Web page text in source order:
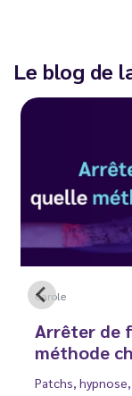
Le blog de
Carole
Arrêter de
méthode
Patchs,